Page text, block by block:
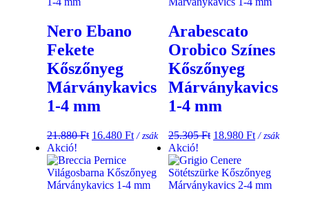
Nero Ebano
Fekete
Kőszőnyeg
Márványkavics
1-4 mm
21.880Ft 16.480 Ft / zsák
Arabescato
Orobico Színes
Kőszőnyeg
Márványkavics
1-4 mm
25.305Ft 18.980 Ft / zsák
Akció! Akció!